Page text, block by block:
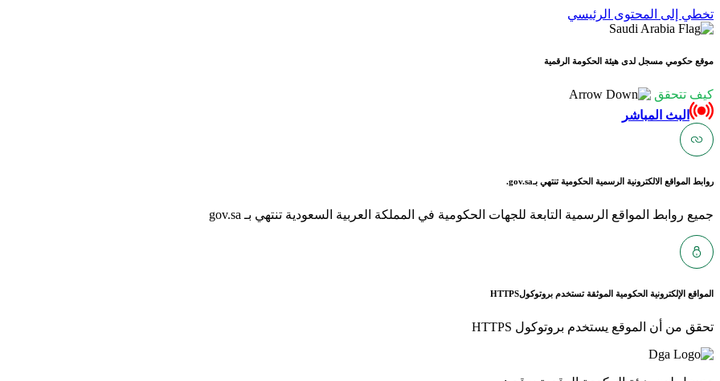
تخطي إلى المحتوى الرئيسي
موقع حكومي مسجل لدى هيئة الحكومة الرقمية
كيف تتحقق
البث المباشر
روابط المواقع الالكترونية الرسمية الحكومية تنتهي بـgov.sa.
جميع روابط المواقع الرسمية التابعة للجهات الحكومية في المملكة العربية السعودية تنتهي بـ gov.sa
المواقع الإلكترونية الحكومية الموثقة تستخدم بروتوكولHTTPS
تحقق من أن الموقع يستخدم بروتوكول HTTPS